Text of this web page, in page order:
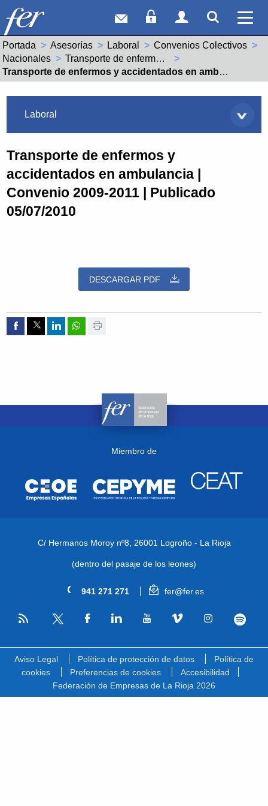
Correo webAcceso Socios
Acceso
Ver
Portada Asesorías Laboral
Convenios Colectivos
Nacionales
Transporte de enfermos y accidentados en ambulancia (99000305011990)
Actual:
Transporte de enfermos y accidentados en ambulancia | Convenio 2009-2011 | Publicado 05/07/2010
Laboral
Transporte de enfermos y
accidentados en ambulancia |
Convenio 2009-2011 | Publicado
05/07/2010
DESCARGAR PDF
Compartir por Facebook
Compartir por Twitter
Compartir por Linkedin
Compartir por whatsapp
Imprimir
Miembro de
C/ Hermanos Moroy nº8, 26001 Logroño - La Rioja
(dentro del pasaje de los leones)
941 271 271 fer@fer.es
RSS
Aviso Legal Política de protección de datos
Política de
cookies
Preferencias de cookies
Accesibilidad
Federación de Empresas de La Rioja 2026